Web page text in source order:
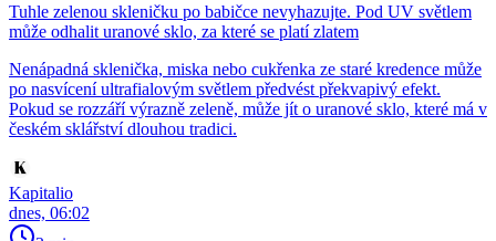
Tuhle zelenou skleničku po babičce nevyhazujte. Pod UV světlem
může odhalit uranové sklo, za které se platí zlatem
Nenápadná sklenička, miska nebo cukřenka ze staré kredence může
po nasvícení ultrafialovým světlem předvést překvapivý efekt.
Pokud se rozzáří výrazně zeleně, může jít o uranové sklo, které má v
českém sklářství dlouhou tradici.
Kapitalio
dnes, 06:02